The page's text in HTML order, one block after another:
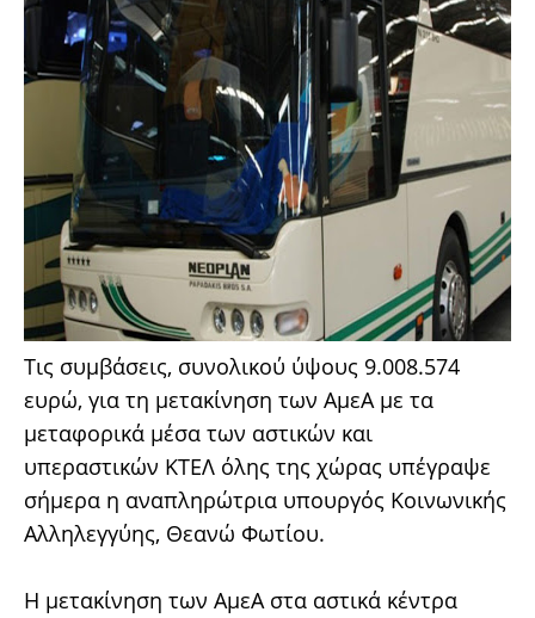
Τις συμβάσεις, συνολικού ύψους 9.008.574
ευρώ, για τη μετακίνηση των ΑμεΑ με τα
μεταφορικά μέσα των αστικών και
υπεραστικών ΚΤΕΛ όλης της χώρας υπέγραψε
σήμερα η αναπληρώτρια υπουργός Κοινωνικής
Αλληλεγγύης, Θεανώ Φωτίου.
H μετακίνηση των ΑμεΑ στα αστικά κέντρα